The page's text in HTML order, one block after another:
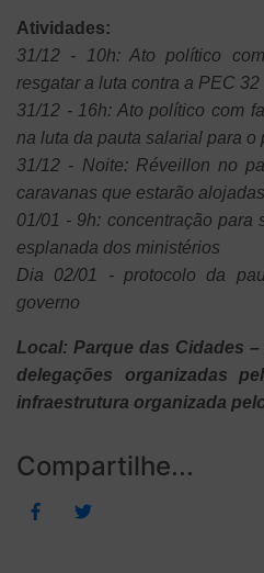
Atividades:
31/12 - 10h: Ato político
resgatar a luta contra a PEC 32
31/12 - 16h: Ato político com
na luta da pauta salarial para o
31/12 - Noite: Réveillon no
caravanas que estarão
01/01 - 9h: concentração para
esplanada dos ministérios
Dia 02/01 - protocolo da
governo
Local: Parque das Cidades
delegações organizadas
infraestrutura organizada
Compartilhe...